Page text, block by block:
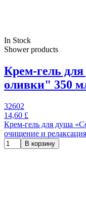
In Stock
Shower products
Крем-гель
оливки" 350
32602
14,60 £
Крем-гель для душа
очищение и
В корзину